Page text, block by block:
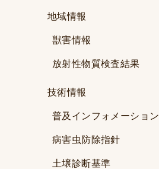
地域情報
獣害情報
放射性物質検査結果
技術情報
普及インフォメーション
病害虫防除指針
土壌診断基準